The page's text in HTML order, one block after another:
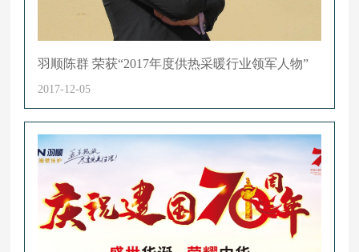
羽顺陈群 荣获“2017年度供热采暖行业领军人物”
2017-12-05